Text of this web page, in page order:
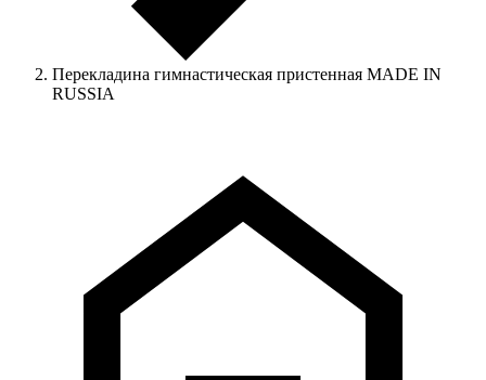
Перекладина гимнастическая пристенная MADE IN
RUSSIA